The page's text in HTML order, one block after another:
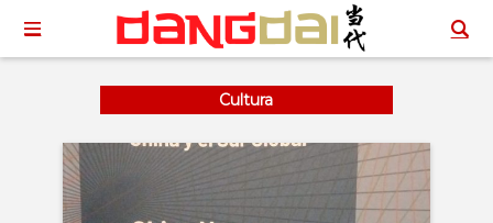
Cultura